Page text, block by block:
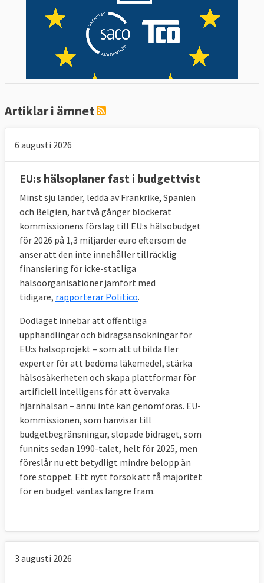
Artiklar i ämnet
6 augusti 2026
EU:s hälsoplaner fast i budgettvist
Minst sju länder, ledda av Frankrike, Spanien
och Belgien, har två gånger blockerat
kommissionens förslag till EU:s hälsobudget
för 2026 på 1,3 miljarder euro eftersom de
anser att den inte innehåller tillräcklig
finansiering för icke-statliga
hälsoorganisationer jämfört med
tidigare, rapporterar Politico.
Dödläget innebär att offentliga
upphandlingar och bidragsansökningar för
EU:s hälsoprojekt – som att utbilda fler
experter för att bedöma läkemedel, stärka
hälsosäkerheten och skapa plattformar för
artificiell intelligens för att övervaka
hjärnhälsan – ännu inte kan genomföras. EU-
kommissionen, som hänvisar till
budgetbegränsningar, slopade bidraget, som
funnits sedan 1990-talet, helt för 2025, men
föreslår nu ett betydligt mindre belopp än
före stoppet. Ett nytt försök att få majoritet
för en budget väntas längre fram.
3 augusti 2026